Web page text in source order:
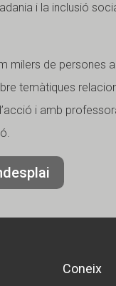
i la inclusió
milers de persones
temàtiques
i amb
Coneix